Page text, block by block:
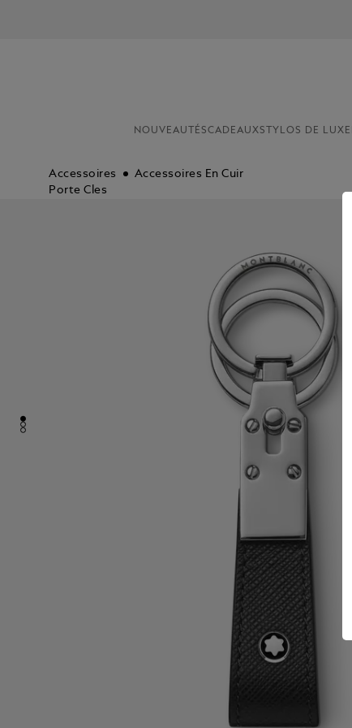
NOUVEAUTÉSCADEAUXSTYLOS DE LUXE
Accessoires
Accessoires En Cuir
Porte Cles